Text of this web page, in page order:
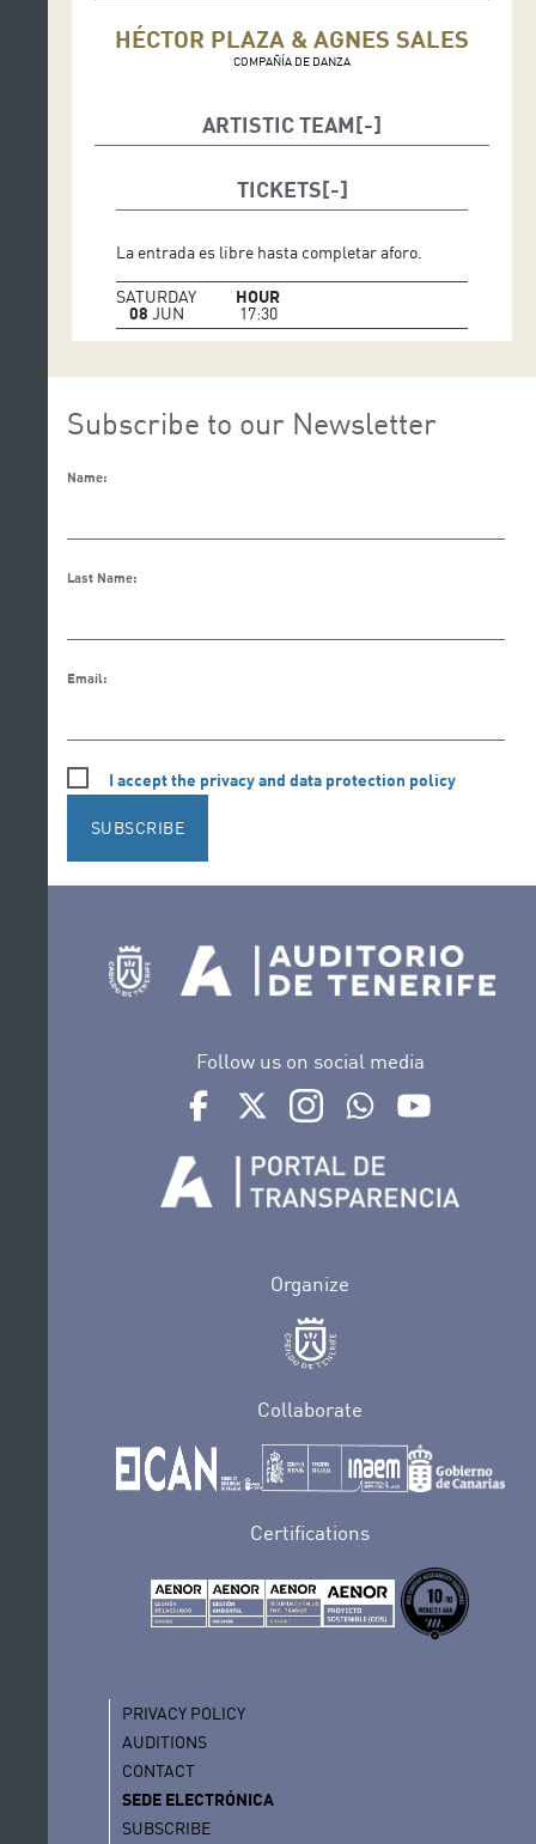
HÉCTOR PLAZA & AGNES SALES
COMPAÑÍA DE DANZA
ARTISTIC TEAM
Estilo y género: Contemporaneo, Breakdance,
Acrobacias
Musica: Johann Johannsson-Apartament to subway,
Foto: Javi D. Garcia
Vídeo: Alvaro Saol
TICKETS
La entrada es libre hasta completar aforo.
SATURDAY
08 JUN
HOUR
17:30
Subscribe to our Newsletter
Name:
Last Name:
Email:
I accept the privacy and data protection policy
SUBSCRIBE
Follow us on social media
Ir a perfil de Auditorio de Tenerife en
Ir a perfil de Auditorio de Tenerife
Ir a perfil de Auditorio de
Ir al Boletín
Organize
Collaborate
Certifications
PRIVACY POLICY
AUDITIONS
CONTACT
SEDE ELECTRÓNICA
SUBSCRIBE